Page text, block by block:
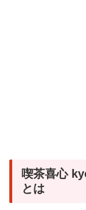
喫茶喜心
とは